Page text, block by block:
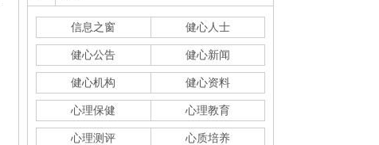
信息之窗 健心人士
健心公告 健心新闻
健心机构 健心资料
心理保健 心理教育
心理测评 心质培养